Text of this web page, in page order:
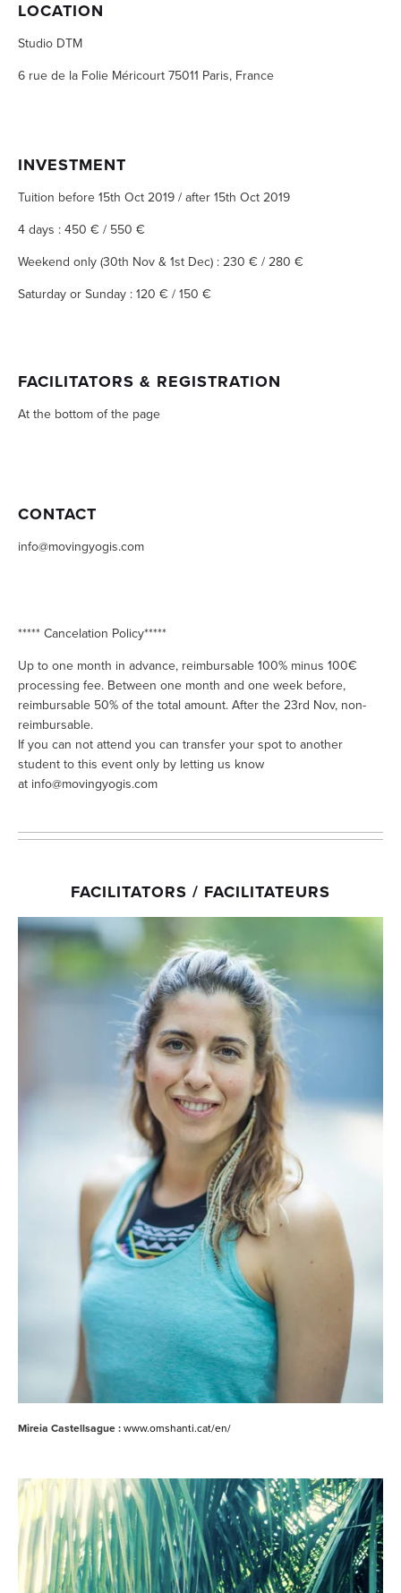
LOCATION
Studio DTM
6 rue de la Folie Méricourt 75011 Paris, France
INVESTMENT
Tuition before 15th Oct 2019 / after 15th Oct 2019
4 days : 450 € / 550 €
Weekend only (30th Nov & 1st Dec) : 230 € / 280 €
Saturday or Sunday : 120 € / 150 €
FACILITATORS & REGISTRATION
At the bottom of the page
CONTACT
info@movingyogis.com
***** Cancelation Policy*****
Up to one month in advance, reimbursable 100% minus 100€
processing fee. Between one month and one week before,
reimbursable 50% of the total amount. After the 23rd Nov, non-
reimbursable.
If you can not attend you can transfer your spot to another
student to this event only by letting us know
at info@movingyogis.com
FACILITATORS / FACILITATEURS
Mireia Castellsague :www.omshanti.cat/en/